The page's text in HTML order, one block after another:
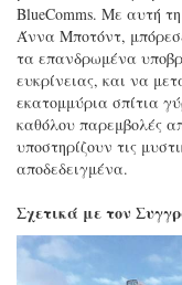
BlueComms. Με αυτή
Άννα Μποτόντ,
τα επανδρωμένα
ευκρίνειας, και να
εκατομμύρια σπίτια
καθόλου παρεμβολές
υποστηρίζουν τις
αποδεδειγμένα.
Σχετικά με τον